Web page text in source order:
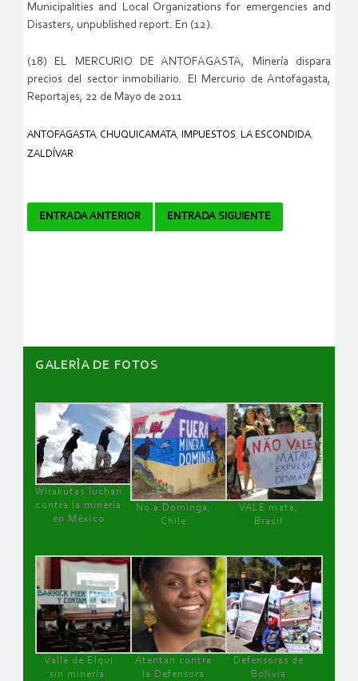
Municipalities and Local Organizations for emergencies and
Disasters, unpublished report. En (12).
(18) EL MERCURIO DE ANTOFAGASTA, Minería dispara
precios del sector inmobiliario. El Mercurio de Antofagasta,
Reportajes, 22 de Mayo de 2011
ANTOFAGASTA, CHUQUICAMATA, IMPUESTOS, LA ESCONDIDA,
ZALDÍVAR
Navegador
ENTRADA ANTERIOR ENTRADA SIGUIENTE
GALERÌA DE FOTOS
Wirakutas luchan
contra la minería
en México
No a Dominga,
Chile
VALE mata,
Brasil
Valle de Elqui
sin minería.
Atentan contra
la Defensora
Defensoras de
Bolivia